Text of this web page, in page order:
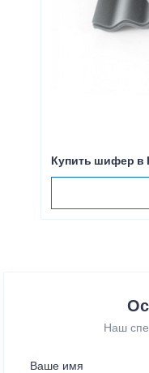
Купить шифер в
Наш
Ваше имя